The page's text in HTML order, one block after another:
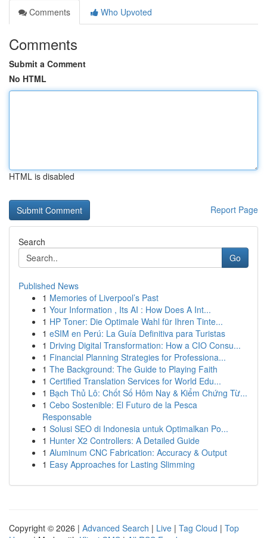
Comments
Who Upvoted
Comments
Submit a Comment
No HTML
HTML is disabled
Report Page
Search
Go
Published News
1 Memories of Liverpool’s Past
1 Your Information , Its AI : How Does A Int...
1 HP Toner: Die Optimale Wahl für Ihren Tinte...
1 eSIM en Perú: La Guía Definitiva para Turistas
1 Driving Digital Transformation: How a CIO Consu...
1 Financial Planning Strategies for Professiona...
1 The Background: The Guide to Playing Faith
1 Certified Translation Services for World Edu...
1 Bạch Thủ Lô: Chốt Số Hôm Nay & Kiểm Chứng Từ...
1 Cebo Sostenible: El Futuro de la Pesca
Responsable
1 Solusi SEO di Indonesia untuk Optimalkan Po...
1 Hunter X2 Controllers: A Detailed Guide
1 Aluminum CNC Fabrication: Accuracy & Output
1 Easy Approaches for Lasting Slimming
Copyright © 2026 | Advanced Search | Live | Tag Cloud | Top